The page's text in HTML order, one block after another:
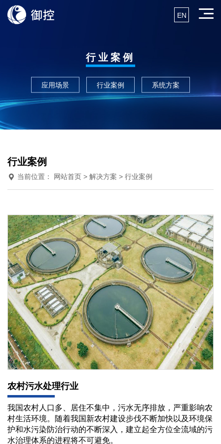
EN
行业案例
应用场景 行业案例 系统方案
行业案例
当前位置： 网站首页 > 解决方案 > 行业案例
农村污水处理行业
我国农村人口多、居住不集中，污水无序排放，严重影响农
村生活环境。随着我国新农村建设步伐不断加快以及环境保
护和水污染防治行动的不断深入，建立起全方位全流域的污
水治理体系的进程将不可避免。